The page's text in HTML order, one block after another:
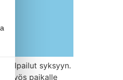
kilpailut syksyyn.
myös paikalle